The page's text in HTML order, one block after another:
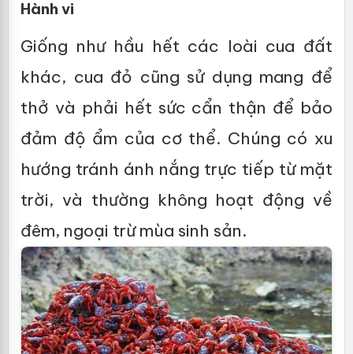
Hành vi
Giống như hầu hết các loài cua đất
khác, cua đỏ cũng sử dụng mang để
thở và phải hết sức cẩn thận để bảo
đảm độ ẩm của cơ thể. Chúng có xu
hướng tránh ánh nắng trực tiếp từ mặt
trời, và thường không hoạt động về
đêm, ngoại trừ mùa sinh sản.